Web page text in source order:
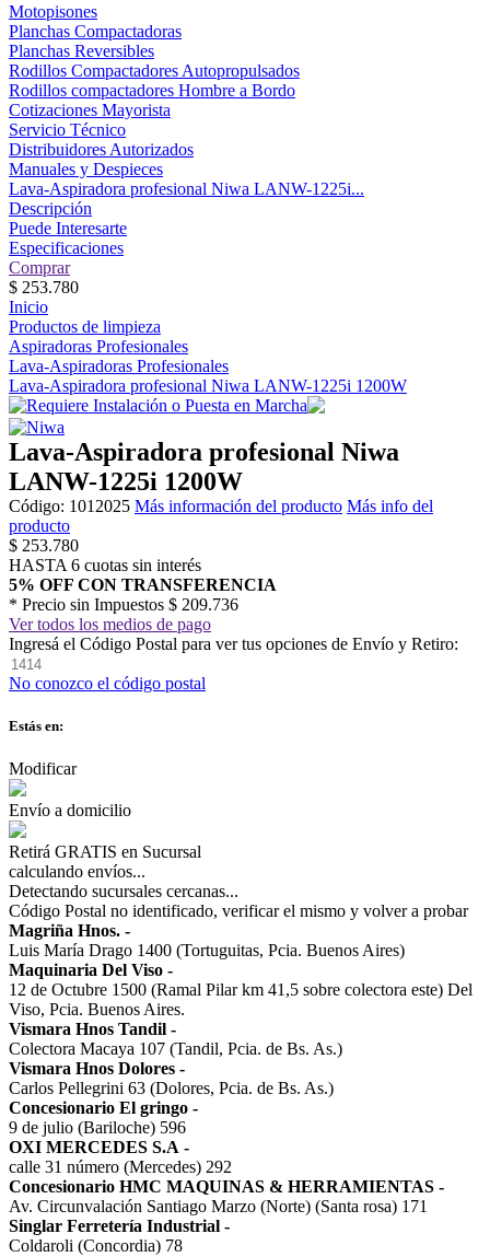
Motopisones
Planchas Compactadoras
Planchas Reversibles
Rodillos Compactadores Autopropulsados
Rodillos compactadores Hombre a Bordo
Cotizaciones Mayorista
Servicio Técnico
Distribuidores Autorizados
Manuales y Despieces
Lava-Aspiradora profesional Niwa LANW-1225i...
Descripción
Puede Interesarte
Especificaciones
Comprar
$ 253.780
Inicio
Productos de limpieza
Aspiradoras Profesionales
Lava-Aspiradoras Profesionales
Lava-Aspiradora profesional Niwa LANW-1225i 1200W
Lava-Aspiradora profesional Niwa
LANW-1225i 1200W
Código: 1012025 Más información del producto Más info del
producto
$ 253.780
HASTA 6 cuotas sin interés
5% OFF CON TRANSFERENCIA
* Precio sin Impuestos $ 209.736
Ver todos los medios de pago
Ingresá el Código Postal para ver tus opciones de Envío y Retiro:
No conozco el código postal
Estás en:
Modificar
Envío a domicilio
Retirá GRATIS en Sucursal
calculando envíos...
Detectando sucursales cercanas...
Código Postal no identificado, verificar el mismo y volver a probar
Magriña Hnos. -
Luis María Drago 1400 (Tortuguitas, Pcia. Buenos Aires)
Maquinaria Del Viso -
12 de Octubre 1500 (Ramal Pilar km 41,5 sobre colectora este) Del
Viso, Pcia. Buenos Aires.
Vismara Hnos Tandil -
Colectora Macaya 107 (Tandil, Pcia. de Bs. As.)
Vismara Hnos Dolores -
Carlos Pellegrini 63 (Dolores, Pcia. de Bs. As.)
Concesionario El gringo -
9 de julio (Bariloche) 596
OXI MERCEDES S.A -
calle 31 número (Mercedes) 292
Concesionario HMC MAQUINAS & HERRAMIENTAS -
Av. Circunvalación Santiago Marzo (Norte) (Santa rosa) 171
Singlar Ferretería Industrial -
Coldaroli (Concordia) 78